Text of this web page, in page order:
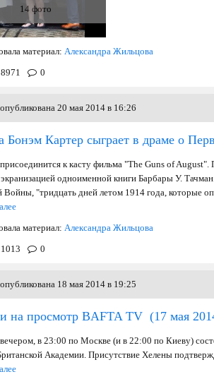
14 фото
материал: Александра Жильцова
8971 0
20 мая 2014 в 16:26
Бонэм Картер сыграет в драме о
к касту фильма "The Guns of
экранизацией одноименной книги Барбары У.
"тридцать дней летом 1914 года, которые
материал: Александра Жильцова
1013 0
18 мая 2014 в 19:25
на просмотр BAFTA TV (17 мая
в 23:00 по Москве (и в 22:00 по Киеву)
Академии. Присутствие Хелены